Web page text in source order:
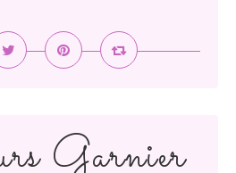
Garnier